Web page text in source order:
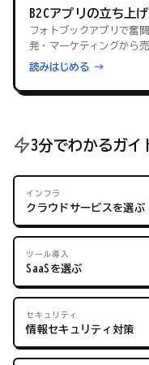
B2Cアプリの立ち上
フォトブックアプリで奮
発・マーケティングから売
読みはじめる →
3分でわかるガイ
インフラ
クラウドサービスを選ぶ
ツール導入
SaaSを選ぶ
セキュリティ
情報セキュリティ対策